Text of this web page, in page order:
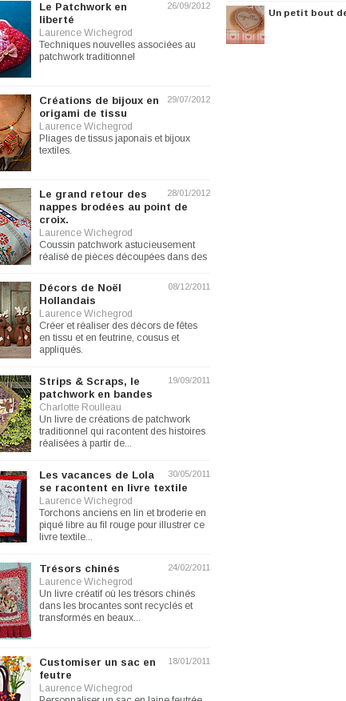
26/09/2012
Le Patchwork en
liberté
Laurence Wichegrod
Techniques nouvelles associées au
patchwork traditionnel
29/07/2012
Créations de bijoux en
origami de tissu
Laurence Wichegrod
Pliages de tissus japonais et bijoux
textiles.
28/01/2012
Le grand retour des
nappes brodées au point de
croix.
Laurence Wichegrod
Coussin patchwork astucieusement
réalisé de pièces découpées dans des
08/12/2011
Décors de Noël
Hollandais
Laurence Wichegrod
Créer et réaliser des décors de fêtes
en tissu et en feutrine, cousus et
appliqués.
19/09/2011
Strips & Scraps, le
patchwork en bandes
Charlotte Roulleau
Un livre de créations de patchwork
traditionnel qui racontent des histoires
réalisées à partir de...
30/05/2011
Les vacances de Lola
se racontent en livre textile
Laurence Wichegrod
Torchons anciens en lin et broderie en
piqué libre au fil rouge pour illustrer ce
livre textile...
24/02/2011
Trésors chinés
Laurence Wichegrod
Un livre créatif où les trésors chinés
dans les brocantes sont recyclés et
transformés en beaux...
18/01/2011
Customiser un sac en
feutre
Laurence Wichegrod
Un petit bout